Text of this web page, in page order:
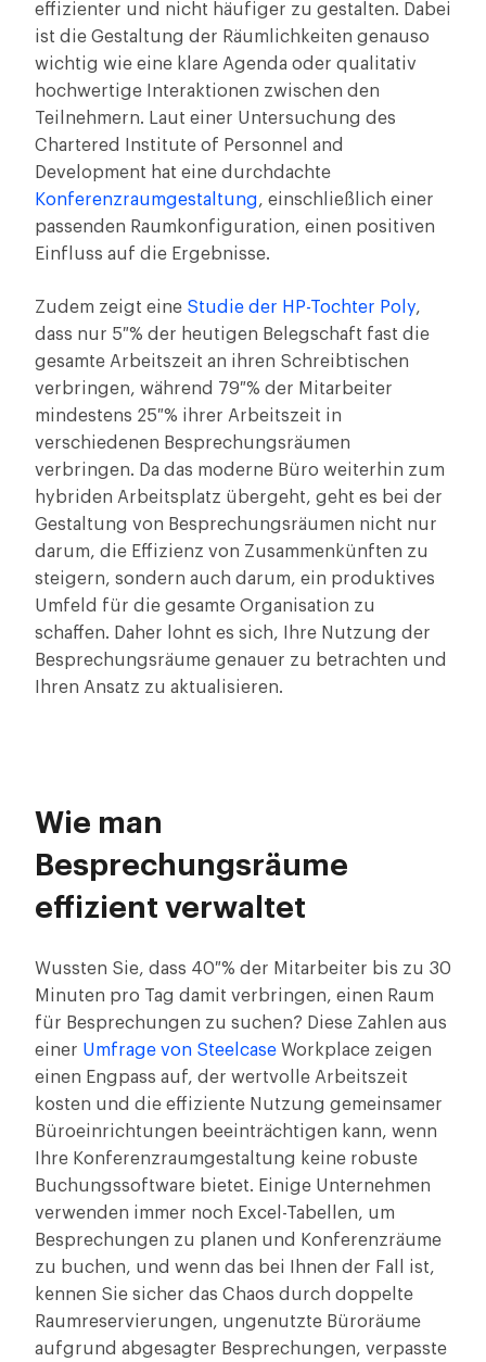
effizienter und nicht häufiger zu gestalten. Dabei
ist die Gestaltung der Räumlichkeiten genauso
wichtig wie eine klare Agenda oder qualitativ
hochwertige Interaktionen zwischen den
Teilnehmern. Laut einer Untersuchung des
Chartered Institute of Personnel and
Development hat eine durchdachte
Konferenzraumgestaltung, einschließlich einer
passenden Raumkonfiguration, einen positiven
Einfluss auf die Ergebnisse.
Zudem zeigt eine Studie der HP-Tochter Poly,
dass nur 5 % der heutigen Belegschaft fast die
gesamte Arbeitszeit an ihren Schreibtischen
verbringen, während 79 % der Mitarbeiter
mindestens 25 % ihrer Arbeitszeit in
verschiedenen Besprechungsräumen
verbringen. Da das moderne Büro weiterhin zum
hybriden Arbeitsplatz übergeht, geht es bei der
Gestaltung von Besprechungsräumen nicht nur
darum, die Effizienz von Zusammenkünften zu
steigern, sondern auch darum, ein produktives
Umfeld für die gesamte Organisation zu
schaffen. Daher lohnt es sich, Ihre Nutzung der
Besprechungsräume genauer zu betrachten und
Ihren Ansatz zu aktualisieren.
Wie man
Besprechungsräume
effizient verwaltet
Wussten Sie, dass 40 % der Mitarbeiter bis zu 30
Minuten pro Tag damit verbringen, einen Raum
für Besprechungen zu suchen? Diese Zahlen aus
einer Umfrage von Steelcase Workplace zeigen
einen Engpass auf, der wertvolle Arbeitszeit
kosten und die effiziente Nutzung gemeinsamer
Büroeinrichtungen beeinträchtigen kann, wenn
Ihre Konferenzraumgestaltung keine robuste
Buchungssoftware bietet. Einige Unternehmen
verwenden immer noch Excel-Tabellen, um
Besprechungen zu planen und Konferenzräume
zu buchen, und wenn das bei Ihnen der Fall ist,
kennen Sie sicher das Chaos durch doppelte
Raumreservierungen, ungenutzte Büroräume
aufgrund abgesagter Besprechungen, verpasste